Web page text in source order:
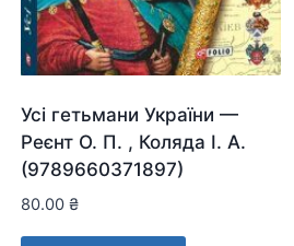
Усі гетьмани України —
Реєнт О. П. , Коляда І. А.
(9789660371897)
80.00 ₴